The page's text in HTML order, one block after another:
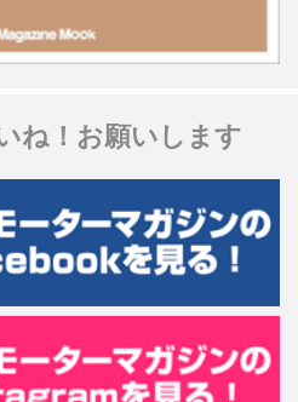
ね！お願いします